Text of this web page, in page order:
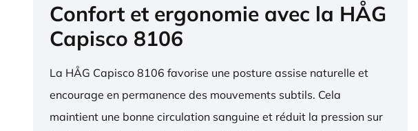
Confort et ergonomie avec la HÅG
Capisco 8106
La HÅG Capisco 8106 favorise une posture assise naturelle et
encourage en permanence des mouvements subtils. Cela
maintient une bonne circulation sanguine et réduit la pression sur